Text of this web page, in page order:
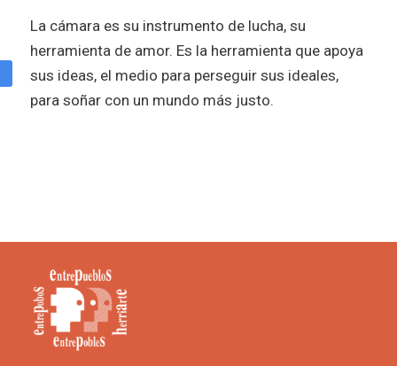
La cámara es su instrumento de lucha, su
herramienta de amor. Es la herramienta que apoya
sus ideas, el medio para perseguir sus ideales,
para soñar con un mundo más justo.